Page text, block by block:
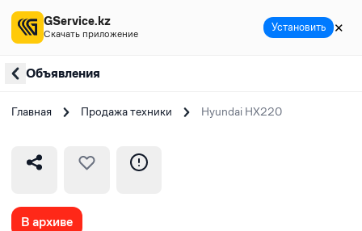
Объявления
Главная Продажа техники Hyundai HX220
В архиве
GService.kz
Скачать приложение Установить ✕